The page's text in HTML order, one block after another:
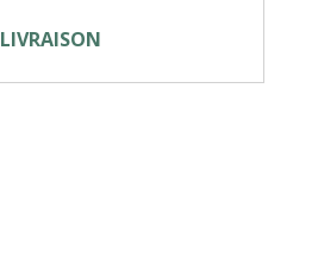
LIVRAISON